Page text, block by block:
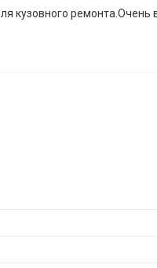
кузовного